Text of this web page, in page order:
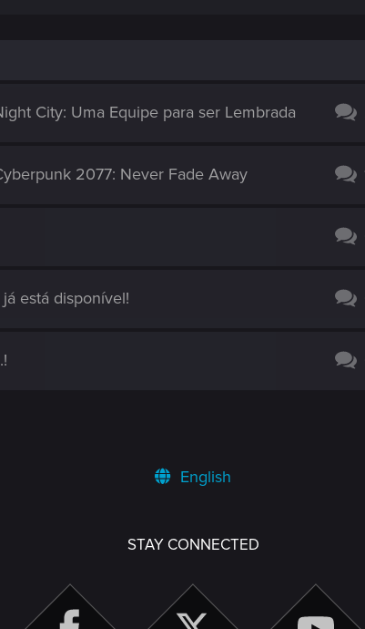
City: Uma Equipe para ser Lembrada
2077: Never Fade Away
está disponível!
English
STAY CONNECTED